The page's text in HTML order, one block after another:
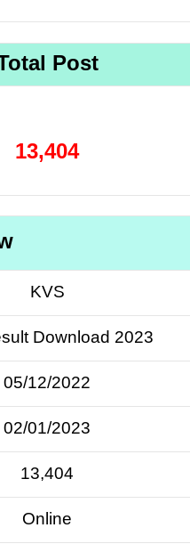
Post
13,404
KVS
Download 2023
05/12/2022
02/01/2023
13,404
Online